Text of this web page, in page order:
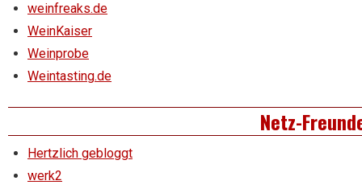
weinfreaks.de
WeinKaiser
Weinprobe
Weintasting.de
Netz-
Hertzlich gebloggt
werk2